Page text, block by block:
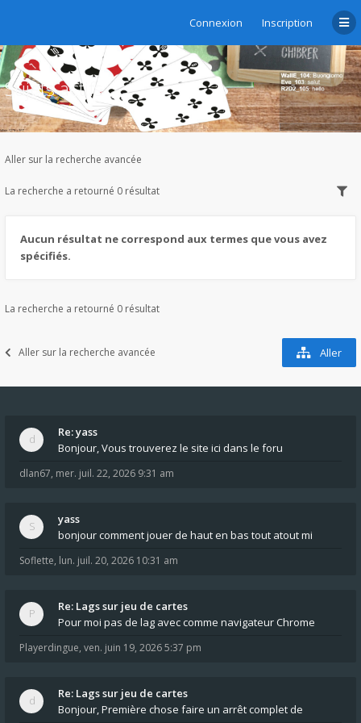
Connexion Inscription
Sujets actifs
Aller sur la recherche avancée
La recherche a retourné 0 résultat
Aucun résultat ne correspond aux termes que vous avez
spécifiés.
La recherche a retourné 0 résultat
Aller sur la recherche avancée Aller
Re: yass
Bonjour, Vous trouverez le site ici dans le foru
dlan67, mer. juil. 22, 2026 9:31 am
yass
bonjour comment jouer de haut en bas tout atout mi
Soflette, lun. juil. 20, 2026 10:31 am
Re: Lags sur jeu de cartes
Pour moi pas de lag avec comme navigateur Chrome
Playerdingue, ven. juin 19, 2026 5:37 pm
Re: Lags sur jeu de cartes
Bonjour, Première chose faire un arrêt complet de